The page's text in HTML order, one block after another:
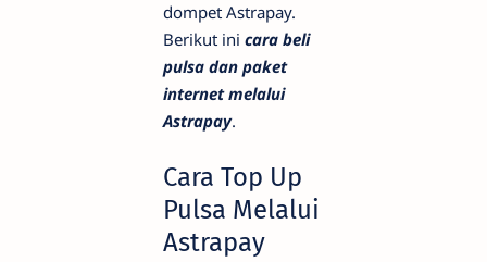
dompet Astrapay.
Berikut ini cara beli
pulsa dan paket
internet melalui
Astrapay.
Cara Top Up
Pulsa Melalui
Astrapay